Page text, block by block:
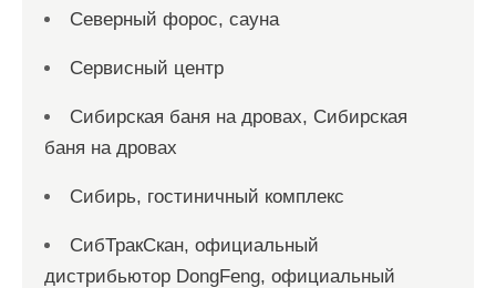
Северный форос, сауна
Сервисный центр
Сибирская баня на дровах, Сибирская
баня на дровах
Сибирь, гостиничный комплекс
СибТракСкан, официальный
дистрибьютор DongFeng, официальный